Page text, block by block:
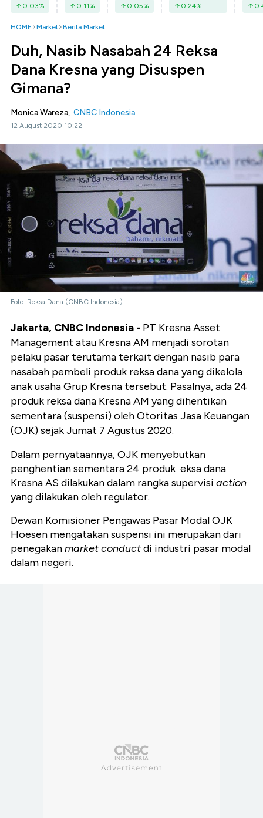
0.03% 0.11% 0.05% 0.24%
HOME Market Berita Market
Duh, Nasib Nasabah 24 Reksa
Dana Kresna yang Disuspen
Gimana?
Monica Wareza, CNBC Indonesia
12 August 2020 10:22
Foto: Reksa Dana (CNBC Indonesia)
Jakarta, CNBC Indonesia - PT Kresna Asset
Management atau Kresna AM menjadi sorotan
pelaku pasar terutama terkait dengan nasib para
nasabah pembeli produk reksa dana yang dikelola
anak usaha Grup Kresna tersebut. Pasalnya, ada 24
produk reksa dana Kresna AM yang dihentikan
sementara (suspensi) oleh Otoritas Jasa Keuangan
(OJK) sejak Jumat 7 Agustus 2020.
Dalam pernyataannya, OJK menyebutkan
penghentian sementara 24 produk eksa dana
Kresna AS dilakukan dalam rangka supervisi action
yang dilakukan oleh regulator.
Dewan Komisioner Pengawas Pasar Modal OJK
Hoesen mengatakan suspensi ini merupakan dari
penegakanmarket conductdi industri pasar modal
dalam negeri.